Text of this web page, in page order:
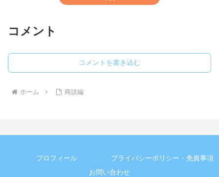
コメント
コメントを書き込む
ホーム 商談編
プロフィール
プライバシーポリシー・免責事項
お問い合わせ